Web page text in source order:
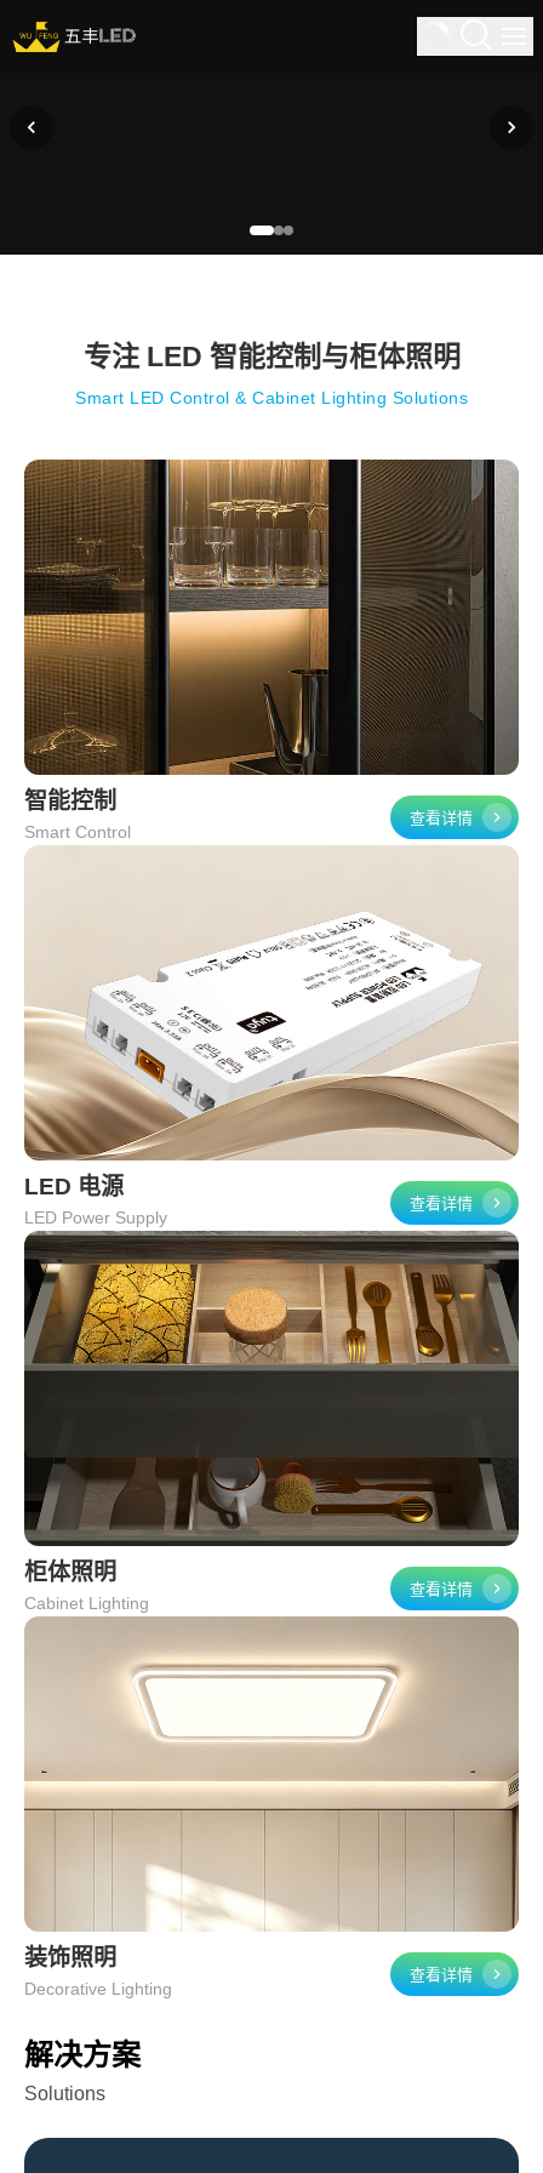
专注 LED 智能控制与柜体照明
Smart LED Control & Cabinet Lighting Solutions
智能控制
Smart Control
查看详情
LED 电源
LED Power Supply
查看详情
柜体照明
Cabinet Lighting
查看详情
装饰照明
Decorative Lighting
查看详情
解决方案
Solutions